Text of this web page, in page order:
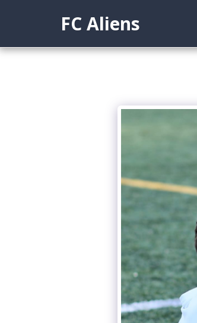
FC Aliens